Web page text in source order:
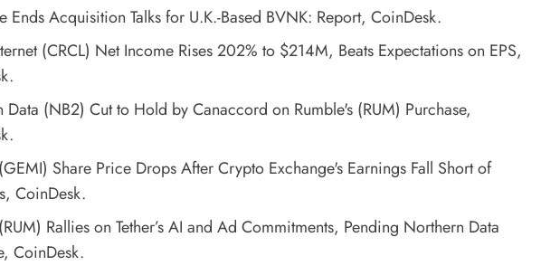
Ends Acquisition Talks for U.K.-Based BVNK: Report, CoinDesk.
(CRCL) Net Income Rises 202% to $214M, Beats Expectations on EPS,
Data (NB2) Cut to Hold by Canaccord on Rumble's (RUM) Purchase,
Share Price Drops After Crypto Exchange's Earnings Fall Short of
, CoinDesk.
Rallies on Tether’s AI and Ad Commitments, Pending Northern Data
, CoinDesk.